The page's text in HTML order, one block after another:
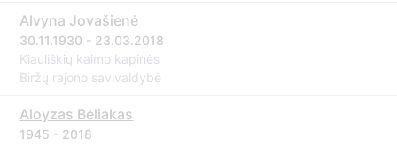
Alvyna Jovašienė
30.11.1930 - 23.03.2018
Kiauliškių kaimo kapinės
Biržų rajono savivaldybė
Aloyzas Bėliakas
1945 - 2018